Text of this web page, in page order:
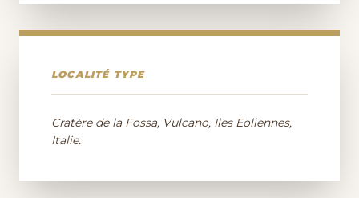
LOCALITÉ TYPE
Cratère de la Fossa, Vulcano, Iles Eoliennes,
Italie.